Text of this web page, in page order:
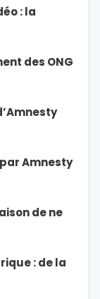
: la
des ONG
Amnesty
de ne
: de la